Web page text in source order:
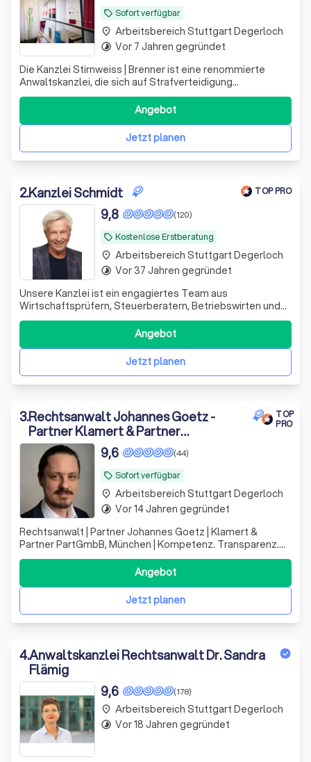
local_offer Sofort verfügbar
Die Kanzlei Stirnweiss | Brenner ist eine renommierte
Anwaltskanzlei, die sich auf Strafverteidigung
spezialisiert hat. Unser Team besteht aus zehn
engagierten Strafverteidigern und Fachanwälten für
Strafrecht, die über langjährige Erfahrung auf allen
Gebieten des Strafrechts verfügen. Wir haben uns
Jetzt planen
Angebot
place Arbeitsbereich Stuttgart Degerloch
timelapse Vor 7 Jahren gegründet
2.Kanzlei Schmidt TOP PRO
local_offer Kostenlose Erstberatung
(120)
9,8
Unsere Kanzlei ist ein engagiertes Team aus
Wirtschaftsprüfern, Steuerberatern, Betriebswirten und
Fachanwälten. Seit 1995 unterstützen wir unsere
Mandanten erfolgreich in schwierigen Finanzsituationen.
Wir sehen uns nicht nur als Ansprechpartner, sondern auch
als Ratgeber und Umsetzer von Lösungen.
Jetzt planen
Angebot
place Arbeitsbereich Stuttgart Degerloch
timelapse Vor 37 Jahren gegründet
3.Rechtsanwalt Johannes Goetz -
Partner Klamert & Partner
PartGmbB
TOP
PRO
local_offer Sofort verfügbar
(44)
9,6
Rechtsanwalt | Partner Johannes Goetz | Klamert &
Partner PartGmbB, München | Kompetenz. Transparenz.
Vertrauen.
Jetzt planen
Angebot
place Arbeitsbereich Stuttgart Degerloch
timelapse Vor 14 Jahren gegründet
4.Anwaltskanzlei Rechtsanwalt Dr. Sandra
Flämig
(178)
9,6
place Arbeitsbereich Stuttgart Degerloch
timelapse Vor 18 Jahren gegründet